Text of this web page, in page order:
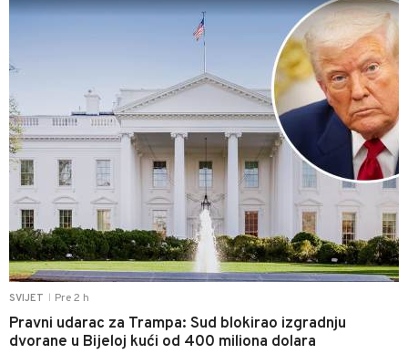
SVIJET Pre 2 h
Pravni udarac za Trampa: Sud blokirao izgradnju
dvorane u Bijeloj kući od 400 miliona dolara